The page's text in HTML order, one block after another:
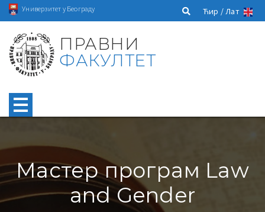
Универзитет у Београду Ћир /Лат
ПРАВНИ
ФАКУЛТЕТ
Мастер програм Law
and Gender